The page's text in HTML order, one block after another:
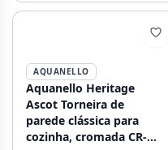
AQUANELLO
Aquanello Heritage
Ascot Torneira de
parede clássica para
cozinha, cromada CR-